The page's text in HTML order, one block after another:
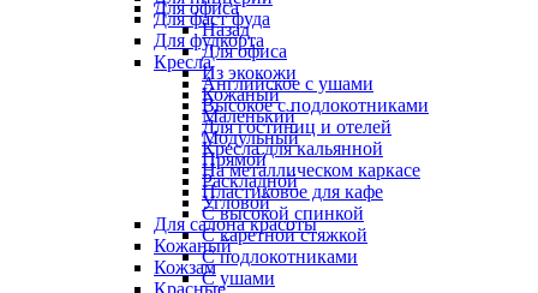
Для фаст фуда
Для фудкорта
Кресла
Английское с ушами
Высокое с подлокотниками
Для гостиниц и отелей
Кресла для кальянной
На металлическом каркасе
Пластиковое для кафе
С высокой спинкой
С каретной стяжкой
С подлокотниками
С ушами
Для офиса
Назад
Для офиса
Из экокожи
Кожаный
Маленький
Модульный
Прямой
Раскладной
Угловой
Для салона красоты
Кожаный
Кожзам
Красные